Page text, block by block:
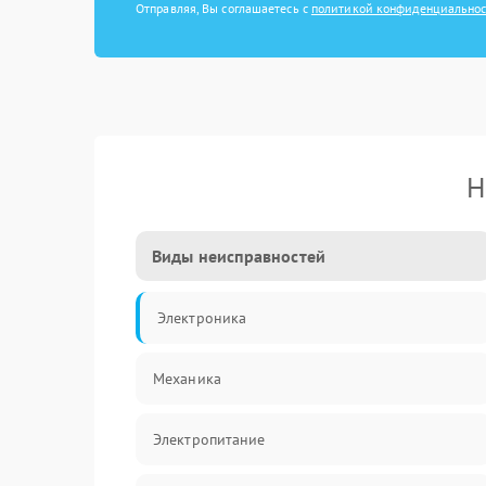
Отправляя, Вы соглашаетесь с политикой
Виды неисправностей
Электроника
Механика
Электропитание